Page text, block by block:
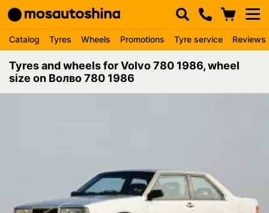
Catalog Tyres Wheels Promotions Tyre service Reviews
Tyres and wheels for Volvo 780 1986, wheel
size on Волво 780 1986